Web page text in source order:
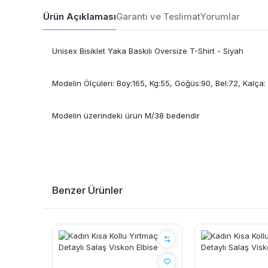
Ürün AçıklamasıGaranti ve TeslimatYorumlar
Unisex Bisiklet Yaka Baskılı Oversize T-Shirt - Siyah
Modelin Ölçüleri: Boy:165, Kg:55, Göğüs:90, Bel:72, Kalça:
Modelin üzerindeki ürün M/38 bedendir
Benzer Ürünler